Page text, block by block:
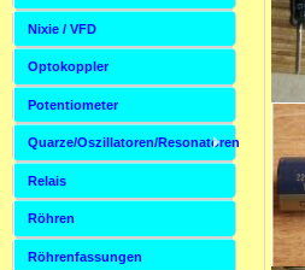
Nixie / VFD
Optokoppler
Potentiometer
Quarze/Oszillatoren/Resonatoren
Relais
Röhren
Röhrenfassungen